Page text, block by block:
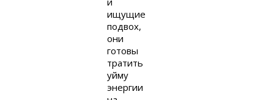
ищущие
подвох,
они
готовы
тратить
уйму
энергии